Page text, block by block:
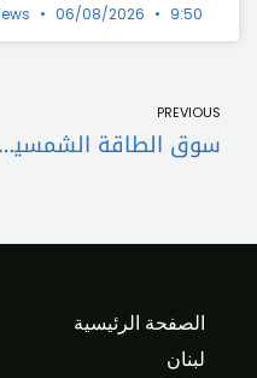
06/08/2026 9:50 ص
PREVIOUS
سوق الطاقة الشمسية يتراجع بنسبة 80%.. والأسعار أيضاً
الصفحة الرئيسية
لبنان